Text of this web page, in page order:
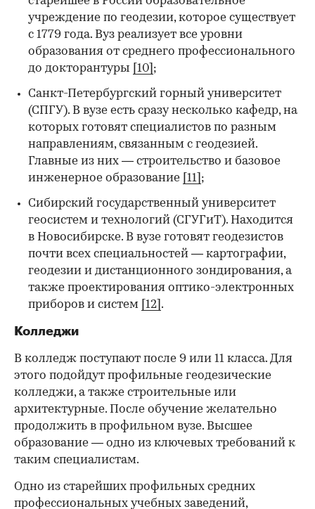
учреждение по геодезии, которое существует
с 1779 года. Вуз реализует все уровни
образования от среднего профессионального
до докторантуры
[10] ;
Санкт-Петербургский горный университет
(СПГУ). В вузе есть сразу несколько кафедр, на
которых готовят специалистов по разным
направлениям, связанным с геодезией.
Главные из них — строительство и базовое
инженерное образование [11] ;
Сибирский государственный университет
геосистем и технологий (СГУГиТ). Находится
в Новосибирске. В вузе готовят геодезистов
почти всех специальностей — картографии,
геодезии и дистанционного зондирования, а
также проектирования оптико-электронных
приборов и систем [12] .
Колледжи
В колледж поступают после 9 или 11 класса. Для
этого подойдут профильные геодезические
колледжи, а также строительные или
архитектурные. После обучение желательно
продолжить в профильном вузе. Высшее
образование — одно из ключевых требований к
таким специалистам.
Одно из старейших профильных средних
профессиональных учебных заведений,